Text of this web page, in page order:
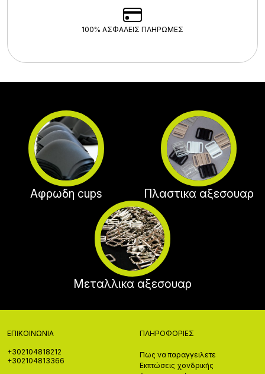
100% ΑΣΦΑΛΕΊΣ ΠΛΗΡΩΜΈΣ
Αφρωδη cups Πλαστικα αξεσουαρ
Μεταλλικα αξεσουαρ
ΕΠΙΚΟΙΝΩΝΊΑ
+302104818212
+302104813366
ΠΛΗΡΟΦΟΡΊΕΣ
Πως να παραγγειλετε
Εκπτώσεις χονδρικής